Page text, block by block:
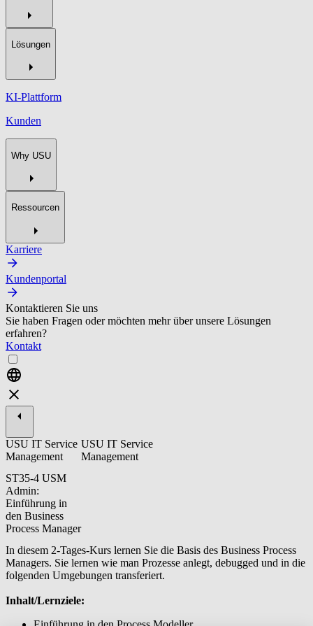
Lösungen
KI-Plattform
Kunden
Why USU
Ressourcen
Karriere
Kundenportal
Kontaktieren Sie uns
Sie haben Fragen oder möchten mehr über unsere Lösungen
erfahren?
Kontakt
USU IT Service
Management
ST35-4 USM
Admin:
Einführung in
den Business
Process Manager
USU IT Service
Management
In diesem 2-Tages-Kurs lernen Sie die Basis des Business Process
Managers. Sie lernen wie man Prozesse anlegt, debugged und in die
folgenden Umgebungen transferiert.
Inhalt/Lernziele: